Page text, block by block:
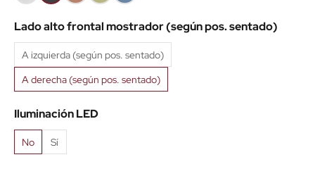
texturadotexturadotexturadotexturadotexturado
Lado alto frontal mostrador (según pos. sentado)
A izquierda (según pos. sentado)
A derecha (según pos. sentado)
Iluminación LED
No Sí